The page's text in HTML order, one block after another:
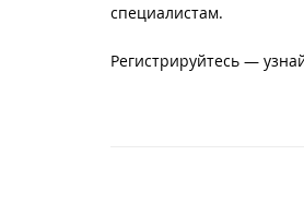
специалистам.
Регистрируйтесь —